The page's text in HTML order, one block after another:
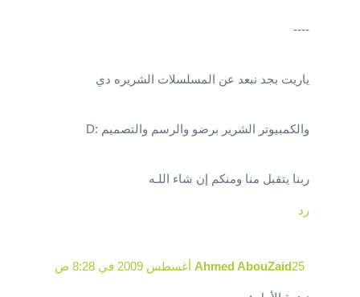
----
ياريت بجد نبعد عن المسلسلات الشريره دي
والكمبيوتر الشرير برضو والرسم والتصميم :D
ربنا يتقبل منا ومنكم إن شاء اللـه
رد
Ahmed AbouZaid25 أغسطس 2009 في 8:28 ص